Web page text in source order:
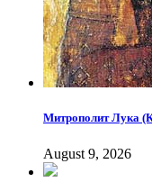
Митрополит Лука
August 9, 2026